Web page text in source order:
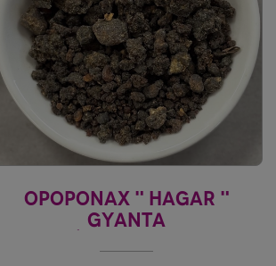
OPOPONAX " HAGAR "
GYANTA